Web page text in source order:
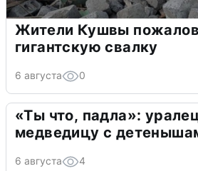
Жители Кушвы
гигантскую свалку
6 августа 0
«Ты что, падла»:
медведицу с
6 августа 4